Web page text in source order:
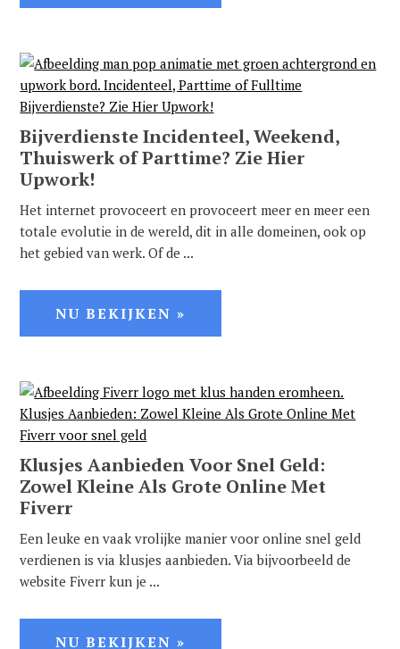
Bijverdienste Incidenteel, Weekend,
Thuiswerk of Parttime? Zie Hier
Upwork!
Het internet provoceert en provoceert meer en meer een
totale evolutie in de wereld, dit in alle domeinen, ook op
het gebied van werk. Of de ...
NU BEKIJKEN »
Klusjes Aanbieden Voor Snel Geld:
Zowel Kleine Als Grote Online Met
Fiverr
Een leuke en vaak vrolijke manier voor online snel geld
verdienen is via klusjes aanbieden. Via bijvoorbeeld de
website Fiverr kun je ...
NU BEKIJKEN »